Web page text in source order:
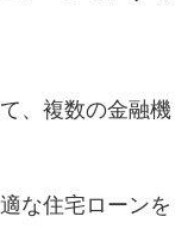
、複数の金融機
な住宅ローンを